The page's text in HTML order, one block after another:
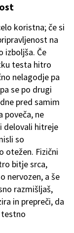
koristna; če si
na
izboljša. Če
testa hitro
nelagodje pa
se po drugi
pred samim
poveča, ne
delovali hitreje
so
otežen. Fizični
bitje srca,
nervozen, a še
razmišljaš,
in prepreči, da
testno